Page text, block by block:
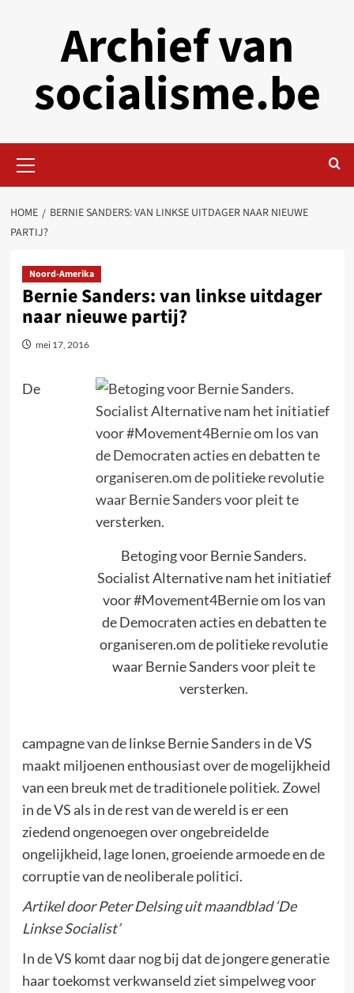
Archief van
socialisme.be
Menu
HOME
BERNIE SANDERS: VAN LINKSE UITDAGER NAAR NIEUWE
PARTIJ?
Noord-Amerika
Bernie Sanders: van linkse uitdager
naar nieuwe partij?
mei 17, 2016
Betoging voor Bernie Sanders.
Socialist Alternative nam het initiatief
voor #Movement4Bernie om los van
de Democraten acties en debatten te
organiseren.om de politieke revolutie
waar Bernie Sanders voor pleit te
versterken.
De
campagne van de linkse Bernie Sanders in de VS
maakt miljoenen enthousiast over de mogelijkheid
van een breuk met de traditionele politiek. Zowel
in de VS als in de rest van de wereld is er een
ziedend ongenoegen over ongebreidelde
ongelijkheid, lage lonen, groeiende armoede en de
corruptie van de neoliberale politici.
Artikel door Peter Delsing uit maandblad ‘De
Linkse Socialist’
In de VS komt daar nog bij dat de jongere generatie
haar toekomst verkwanseld ziet simpelweg voor